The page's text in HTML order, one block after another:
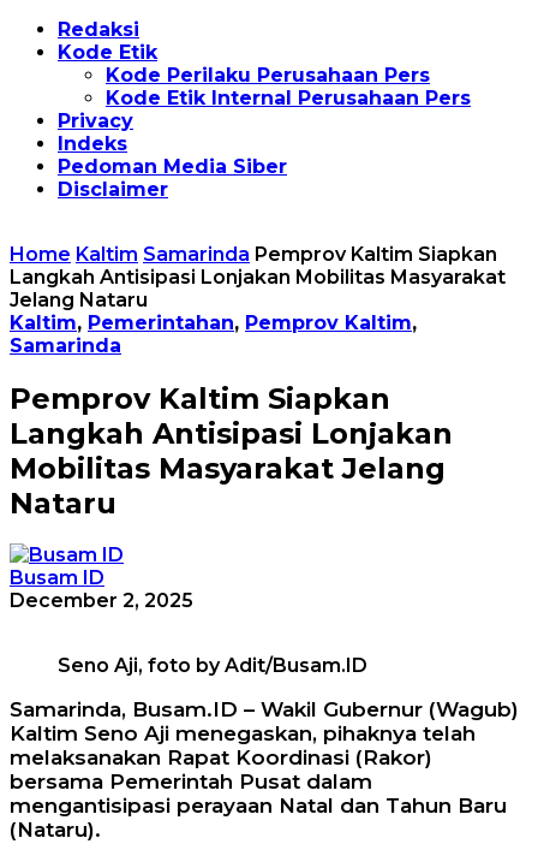
Redaksi
Kode Etik
Kode Perilaku Perusahaan Pers
Kode Etik Internal Perusahaan Pers
Privacy
Indeks
Pedoman Media Siber
Disclaimer
Home Kaltim Samarinda Pemprov Kaltim Siapkan
Langkah Antisipasi Lonjakan Mobilitas Masyarakat
Jelang Nataru
Kaltim, Pemerintahan, Pemprov Kaltim,
Samarinda
Pemprov Kaltim Siapkan
Langkah Antisipasi Lonjakan
Mobilitas Masyarakat Jelang
Nataru
Busam ID
December 2, 2025
Seno Aji, foto by Adit/Busam.ID
Samarinda, Busam.ID – Wakil Gubernur (Wagub)
Kaltim Seno Aji menegaskan, pihaknya telah
melaksanakan Rapat Koordinasi (Rakor)
bersama Pemerintah Pusat dalam
mengantisipasi perayaan Natal dan Tahun Baru
(Nataru).